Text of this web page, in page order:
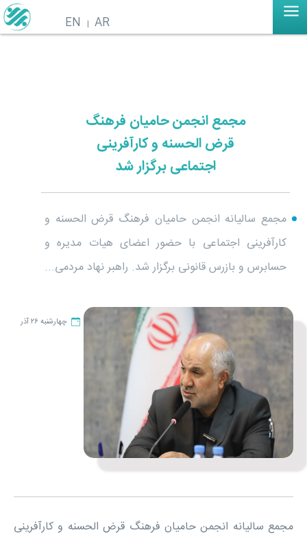
AR
EN
مجمع انجمن حامیان فرهنگ
قرض الحسنه و کارآفرینی
اجتماعی برگزار شد
مجمع سالیانه انجمن حامیان فرهنگ قرض الحسنه و
کارآفرینی اجتماعی با حضور اعضای هیات مدیره و
حسابرس و بازرس قانونی برگزار شد. راهبر نهاد مردمی...
چهارشنبه ۲۶ آذر
مجمع سالیانه انجمن حامیان فرهنگ قرض الحسنه و کارآفرینی